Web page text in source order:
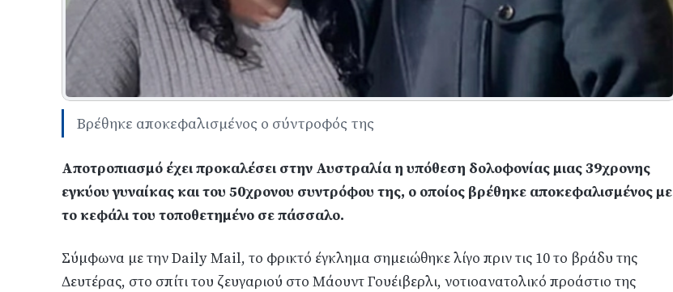
Bρέθηκε αποκεφαλισμένος ο σύντροφός της
Αποτροπιασμό έχει προκαλέσει στην Αυστραλία η υπόθεση δολοφονίας μιας 39χρονης
εγκύου γυναίκας και του 50χρονου συντρόφου της, ο οποίος βρέθηκε αποκεφαλισμένος με
το κεφάλι του τοποθετημένο σε πάσσαλο.
Σύμφωνα με την Daily Mail, το φρικτό έγκλημα σημειώθηκε λίγο πριν τις 10 το βράδυ της
Δευτέρας, στο σπίτι του ζευγαριού στο Μάουντ Γουέιβερλι, νοτιοανατολικό προάστιο της